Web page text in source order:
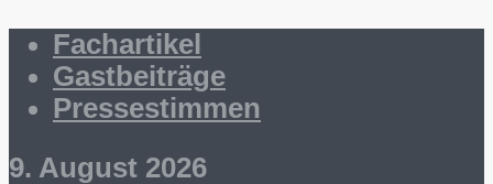
Fachartikel
Gastbeiträge
Pressestimmen
9. August 2026